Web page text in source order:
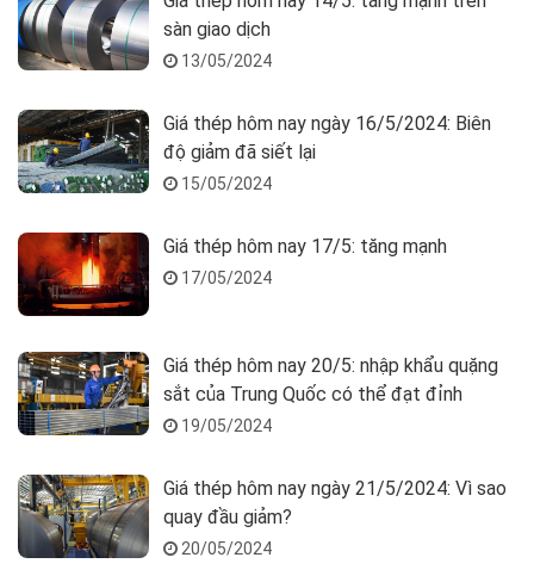
sàn giao dịch
13/05/2024
Giá thép hôm nay ngày 16/5/2024: Biên
độ giảm đã siết lại
15/05/2024
Giá thép hôm nay 17/5: tăng mạnh
17/05/2024
Giá thép hôm nay 20/5: nhập khẩu quặng
sắt của Trung Quốc có thể đạt đỉnh
19/05/2024
Giá thép hôm nay ngày 21/5/2024: Vì sao
quay đầu giảm?
20/05/2024